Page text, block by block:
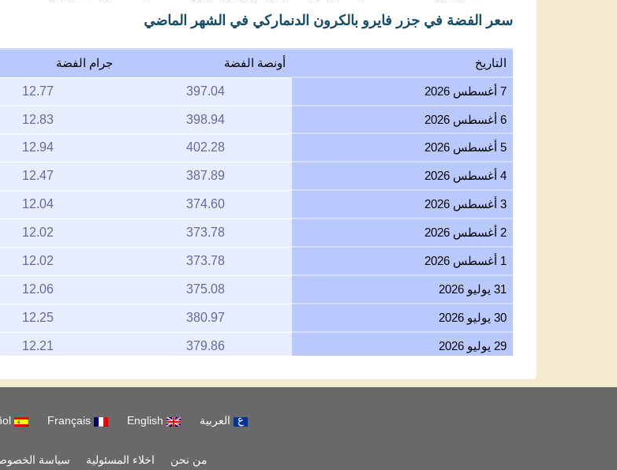
سعر الفضة في جزر فايرو بالكرون الدنماركي في الشهر الماضي
التاريخ أونصة الفضة جرام الفضة
7 أغسطس 2026 397.04
12.77
6 أغسطس 2026 398.94
12.83
5 أغسطس 2026 402.28
12.94
4 أغسطس 2026 387.89
12.47
3 أغسطس 2026 374.60
12.04
2 أغسطس 2026 373.78
12.02
1 أغسطس 2026 373.78
12.02
31 يوليو 2026 375.08
12.06
30 يوليو 2026 380.97
12.25
29 يوليو 2026 379.86
12.21
382.38
12.30
382.38
12.30
العربية
من نحن اخلاء المسئولية سياسة